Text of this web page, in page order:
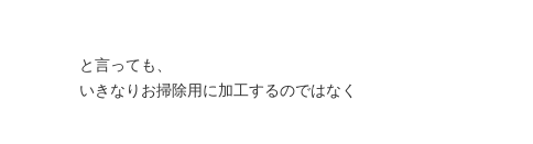
と言っても、
いきなりお掃除用に加工するのではなく